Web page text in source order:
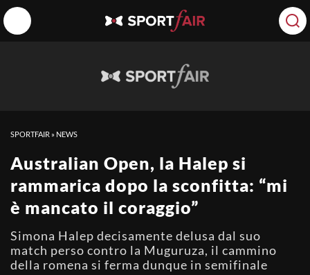
SPORTFAIR » NEWS
Australian Open, la Halep si
rammarica dopo la sconfitta: “mi
è mancato il coraggio”
Simona Halep decisamente delusa dal suo
match perso contro la Muguruza, il cammino
della romena si ferma dunque in semifinale